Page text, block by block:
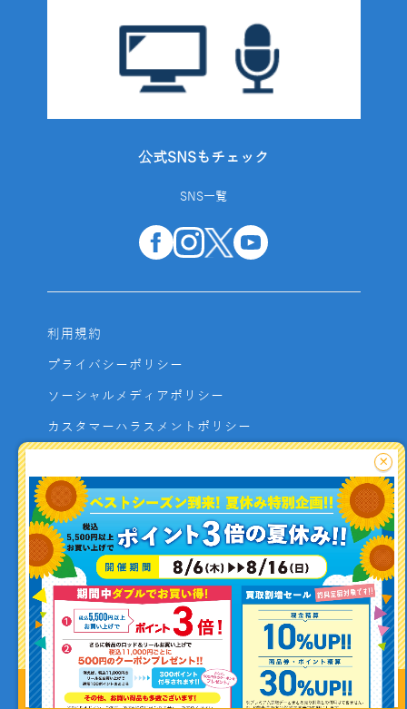
釣り情報を
投稿する
公式SNSもチェック
SNS一覧
利用規約
プライバシーポリシー
ソーシャルメディアポリシー
カスタマーハラスメントポリシー
よくあるご質問
お問い合わせ
利用者資金の保全方法
Copyright (C) ISHIGURO co.,ltd All Rights Reserved.
×